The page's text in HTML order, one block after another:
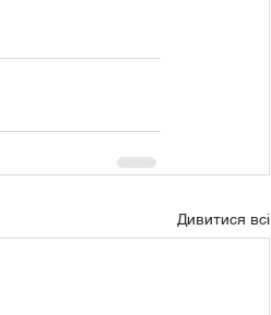
Дивитися всі